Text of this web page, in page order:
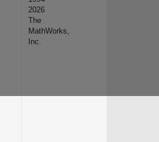
2026
The
MathWorks,
Inc.